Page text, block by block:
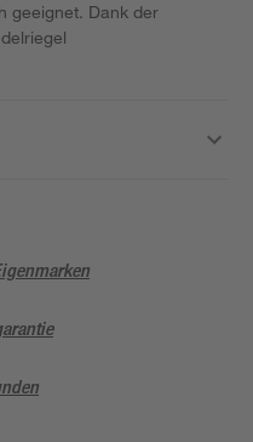
geeignet. Dank der